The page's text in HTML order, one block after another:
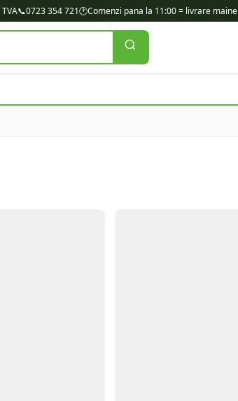
📞0723 354 721🕐Comenzi pana la 11:00 = livrare maine